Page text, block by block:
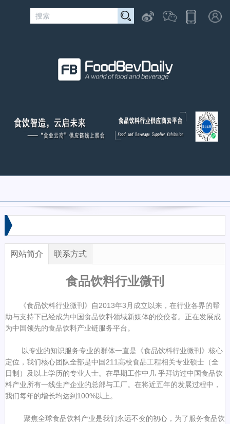
网站简介 联系方式
食品饮料行业微刊
《食品饮料行业微刊》自2013年3月成立以来，在行业各界的帮
助与支持下已经成为中国食品饮料领域新媒体的佼佼者。正在发展成
为中国领先的食品饮料产业链服务平台。
以专业的知识服务专业的群体一直是《食品饮料行业微刊》核心
定位，我们核心团队全部是中国211高校食品工程相关专业硕士（全
日制）及以上学历的专业人士。在早期工作中几 乎拜访过中国食品饮
料产业所有一线生产企业的总部与工厂。在将近五年的发展过程中，
我们每年的增长均达到100%以上。
聚焦全球食品饮料产业是我们永远不变的初心，为了服务食品饮